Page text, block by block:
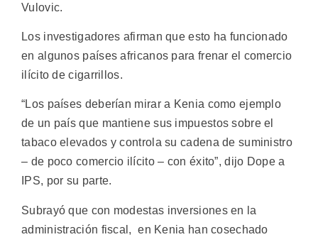
Vulovic.
Los investigadores afirman que esto ha funcionado
en algunos países africanos para frenar el comercio
ilícito de cigarrillos.
“Los países deberían mirar a Kenia como ejemplo
de un país que mantiene sus impuestos sobre el
tabaco elevados y controla su cadena de suministro
– de poco comercio ilícito – con éxito”, dijo Dope a
IPS, por su parte.
Subrayó que con modestas inversiones en la
administración fiscal, en Kenia han cosechado